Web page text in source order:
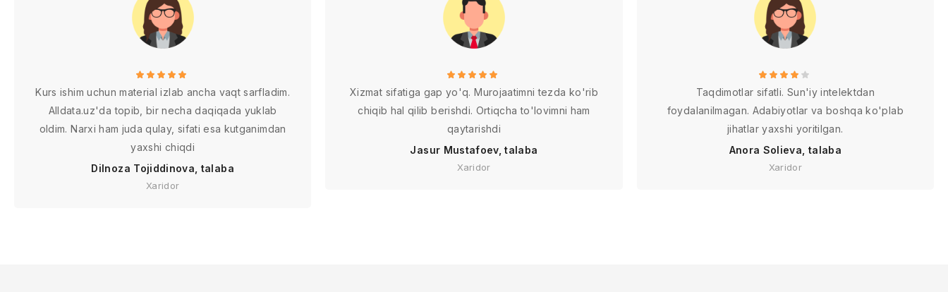
Kurs ishim uchun material izlab ancha vaqt sarfladim.
Alldata.uz'da topib, bir necha daqiqada yuklab
oldim. Narxi ham juda qulay, sifati esa kutganimdan
yaxshi chiqdi
Dilnoza Tojiddinova, talaba
Xaridor
Xizmat sifatiga gap yo'q. Murojaatimni tezda ko'rib
chiqib hal qilib berishdi. Ortiqcha to'lovimni ham
qaytarishdi
Jasur Mustafoev, talaba
Xaridor
Taqdimotlar sifatli. Sun'iy intelektdan
foydalanilmagan. Adabiyotlar va boshqa ko'plab
jihatlar yaxshi yoritilgan.
Anora Solieva, talaba
Xaridor